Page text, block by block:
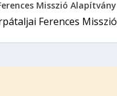
Ferences Misszió